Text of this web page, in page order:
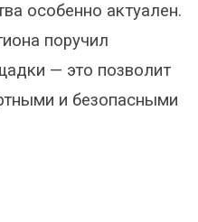
особенно актуален.
поручил
— это позволит
и безопасными